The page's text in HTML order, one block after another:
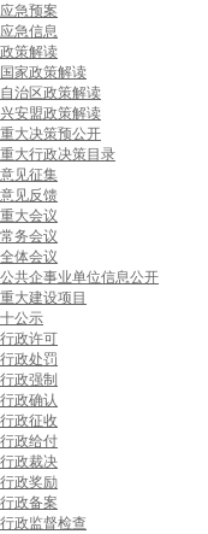
应急预案
应急信息
政策解读
国家政策解读
自治区政策解读
兴安盟政策解读
重大决策预公开
重大行政决策目录
意见征集
意见反馈
重大会议
常务会议
全体会议
公共企事业单位信息公开
重大建设项目
十公示
行政许可
行政处罚
行政强制
行政确认
行政征收
行政给付
行政裁决
行政奖励
行政备案
行政监督检查